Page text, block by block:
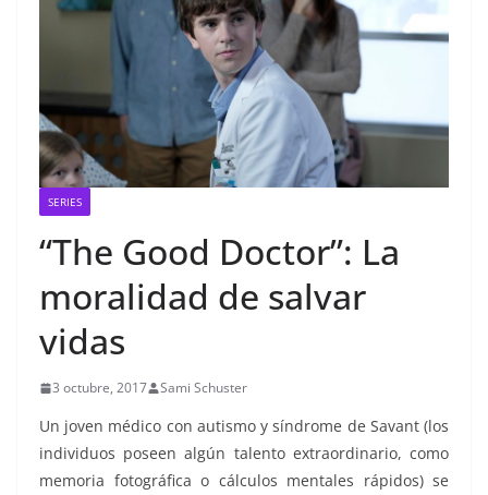
SERIES
“The Good Doctor”: La
moralidad de salvar
vidas
3 octubre, 2017 Sami Schuster
Un joven médico con autismo y síndrome de Savant (los
individuos poseen algún talento extraordinario, como
memoria fotográfica o cálculos mentales rápidos) se